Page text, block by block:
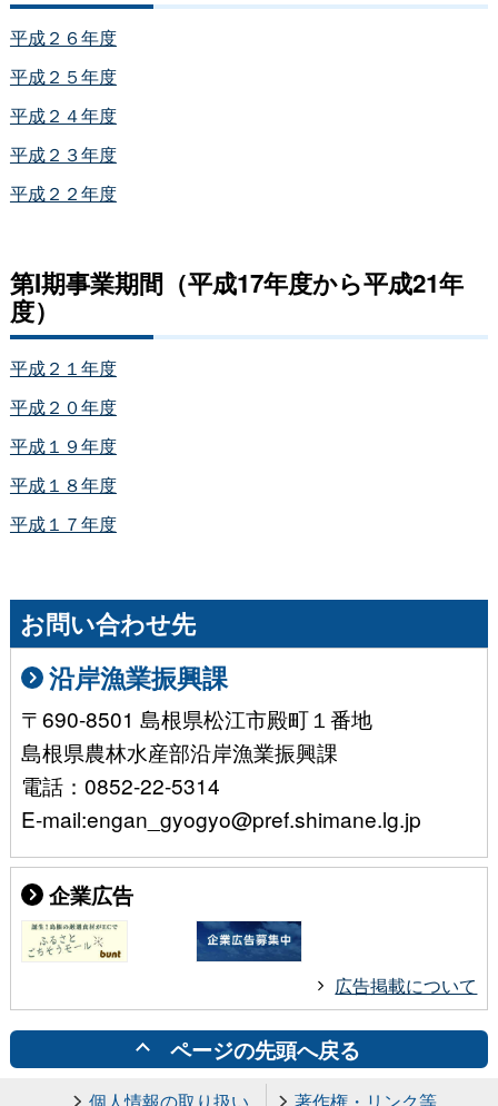
平成２６年度
平成２５年度
平成２４年度
平成２３年度
平成２２年度
第I期事業期間（平成17年度から平成21年
度）
平成２１年度
平成２０年度
平成１９年度
平成１８年度
平成１７年度
お問い合わせ先
沿岸漁業振興課
〒690-8501 島根県松江市殿町１番地
島根県農林水産部沿岸漁業振興課
電話：0852-22-5314
E-mail:engan_gyogyo@pref.shimane.lg.jp
企業広告
広告掲載について
ページの先頭へ戻る
個人情報の取り扱い 著作権・リンク等